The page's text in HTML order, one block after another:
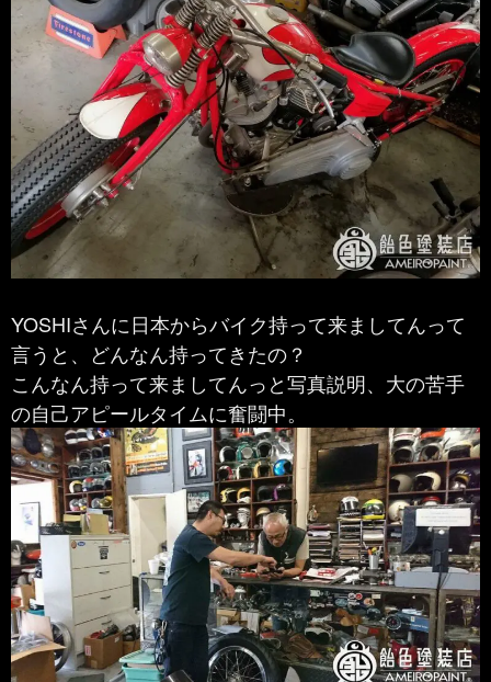
YOSHIさんに日本からバイク持って来ましてんって
言うと、どんなん持ってきたの？
こんなん持って来ましてんっと写真説明、大の苦手
の自己アピールタイムに奮闘中。